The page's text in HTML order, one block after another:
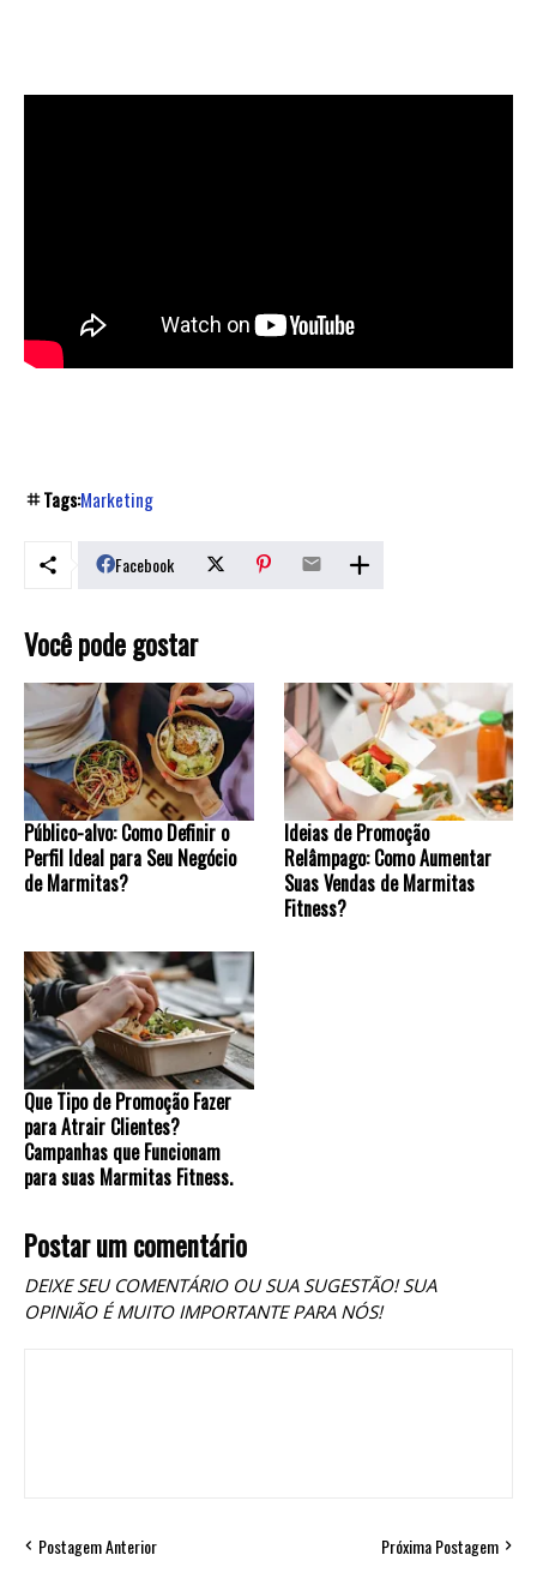
Tags:Marketing
Facebook
Você pode gostar
Público-alvo: Como Definir o
Perfil Ideal para Seu Negócio
de Marmitas?
Ideias de Promoção
Relâmpago: Como Aumentar
Suas Vendas de Marmitas
Fitness?
Que Tipo de Promoção Fazer
para Atrair Clientes?
Campanhas que Funcionam
para suas Marmitas Fitness.
Postar um comentário
DEIXE SEU COMENTÁRIO OU SUA SUGESTÃO! SUA
OPINIÃO É MUITO IMPORTANTE PARA NÓS!
Postagem Anterior Próxima Postagem